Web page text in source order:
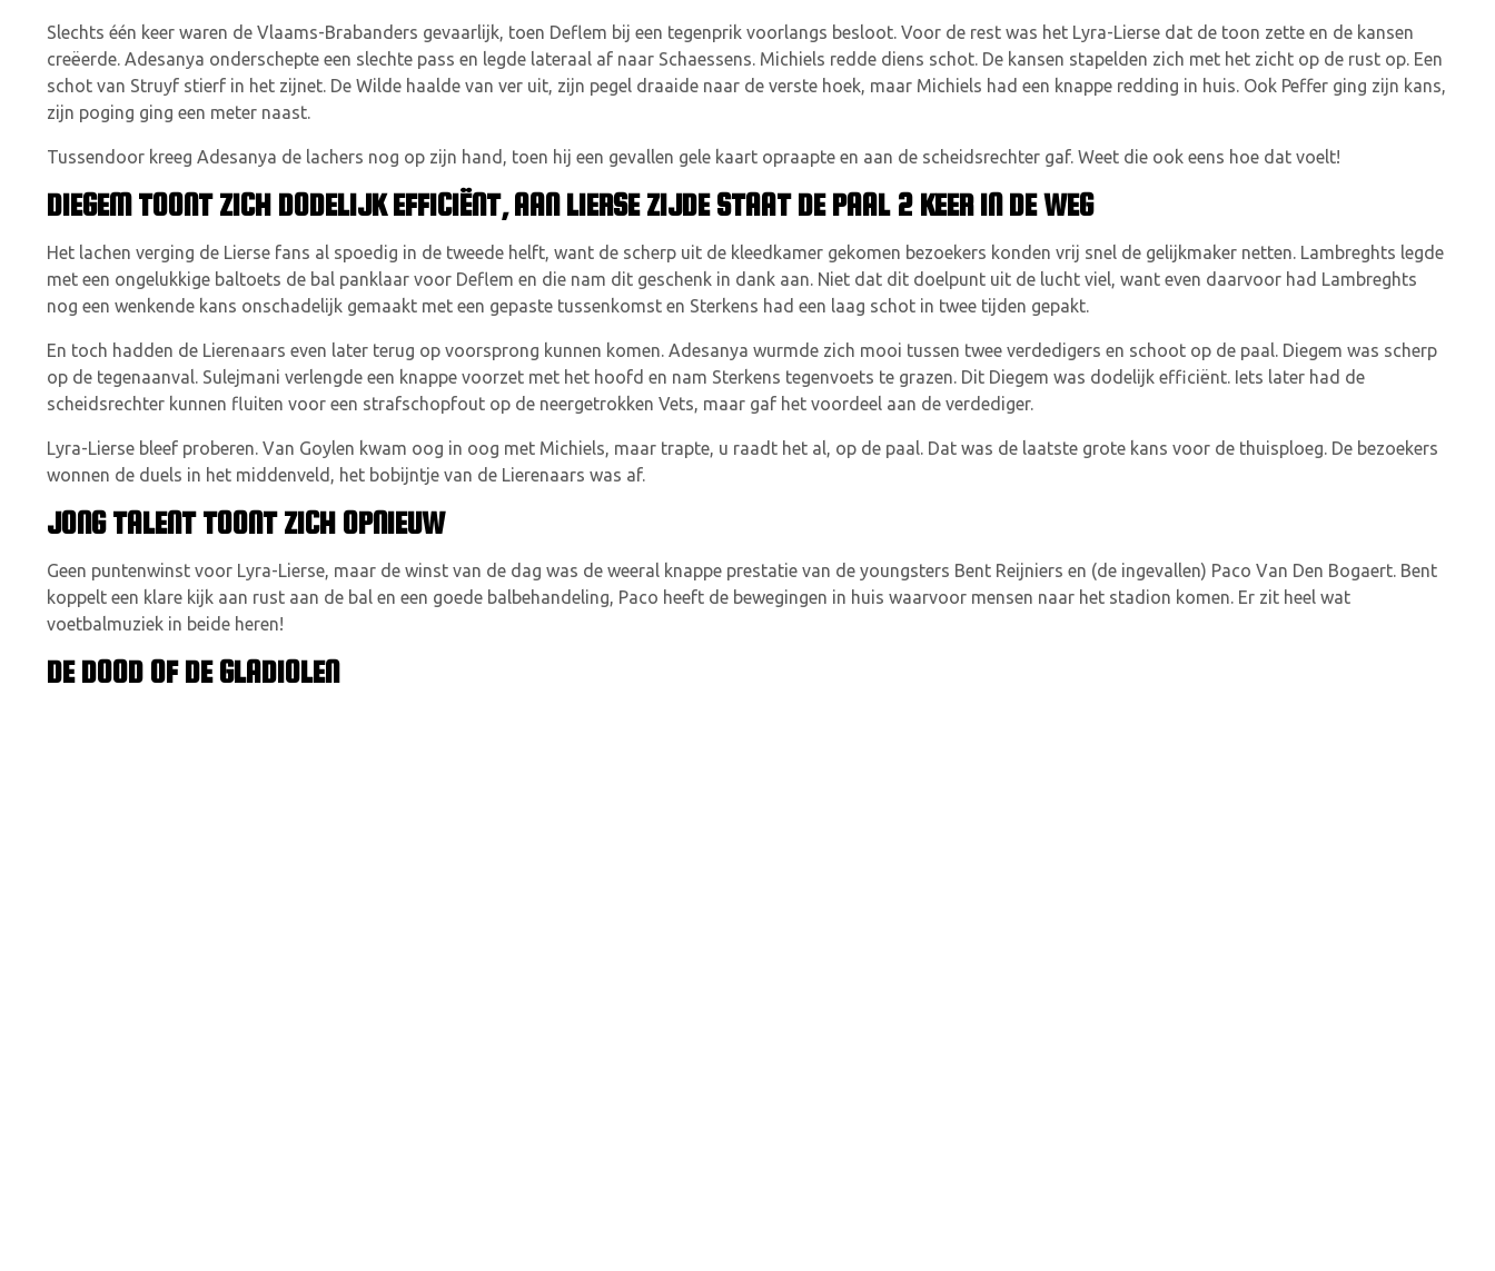
Slechts één keer waren de Vlaams-Brabanders gevaarlijk, toen Deflem bij een tegenprik voorlangs besloot. Voor de rest was het Lyra-Lierse dat de toon zette en de kansen
creëerde. Adesanya onderschepte een slechte pass en legde lateraal af naar Schaessens. Michiels redde diens schot. De kansen stapelden zich met het zicht op de rust op. Een
schot van Struyf stierf in het zijnet. De Wilde haalde van ver uit, zijn pegel draaide naar de verste hoek, maar Michiels had een knappe redding in huis. Ook Peffer ging zijn kans,
zijn poging ging een meter naast.
Tussendoor kreeg Adesanya de lachers nog op zijn hand, toen hij een gevallen gele kaart opraapte en aan de scheidsrechter gaf. Weet die ook eens hoe dat voelt!
DIEGEM TOONT ZICH DODELIJK EFFICIËNT, AAN LIERSE ZIJDE STAAT DE PAAL 2 KEER IN DE WEG
Het lachen verging de Lierse fans al spoedig in de tweede helft, want de scherp uit de kleedkamer gekomen bezoekers konden vrij snel de gelijkmaker netten. Lambreghts legde
met een ongelukkige baltoets de bal panklaar voor Deflem en die nam dit geschenk in dank aan. Niet dat dit doelpunt uit de lucht viel, want even daarvoor had Lambreghts
nog een wenkende kans onschadelijk gemaakt met een gepaste tussenkomst en Sterkens had een laag schot in twee tijden gepakt.
En toch hadden de Lierenaars even later terug op voorsprong kunnen komen. Adesanya wurmde zich mooi tussen twee verdedigers en schoot op de paal. Diegem was scherp
op de tegenaanval. Sulejmani verlengde een knappe voorzet met het hoofd en nam Sterkens tegenvoets te grazen. Dit Diegem was dodelijk efficiënt. Iets later had de
scheidsrechter kunnen fluiten voor een strafschopfout op de neergetrokken Vets, maar gaf het voordeel aan de verdediger.
Lyra-Lierse bleef proberen. Van Goylen kwam oog in oog met Michiels, maar trapte, u raadt het al, op de paal. Dat was de laatste grote kans voor de thuisploeg. De bezoekers
wonnen de duels in het middenveld, het bobijntje van de Lierenaars was af.
JONG TALENT TOONT ZICH OPNIEUW
Geen puntenwinst voor Lyra-Lierse, maar de winst van de dag was de weeral knappe prestatie van de youngsters Bent Reijniers en (de ingevallen) Paco Van Den Bogaert. Bent
koppelt een klare kijk aan rust aan de bal en een goede balbehandeling, Paco heeft de bewegingen in huis waarvoor mensen naar het stadion komen. Er zit heel wat
voetbalmuziek in beide heren!
DE DOOD OF DE GLADIOLEN